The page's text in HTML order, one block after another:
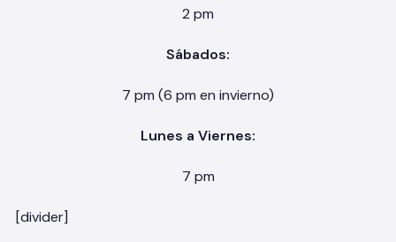
2 pm
Sábados:
7 pm (6 pm en invierno)
Lunes a Viernes:
7 pm
[divider]